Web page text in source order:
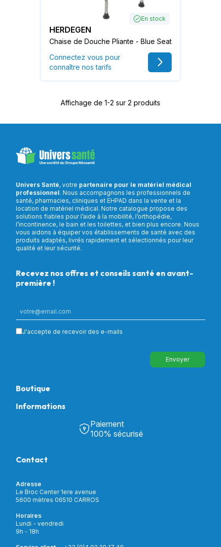
En stock
HERDEGEN
Chaise de Douche Pliante - Blue Seat
Connectez vous pour
connaître nos tarifs
Affichage de 1-2 sur 2 produits
Univers Santé, votre partenaire pour le matériel médical
professionnel. Nous accompagnons les professionnels de
santé, pharmacies, cliniques et EHPAD dans la vente et la
location de matériel médical. Notre catalogue propose des
solutions fiables pour l’aide à la mobilité, l’orthopédie,
l’incontinence, le bain et les toilettes, et bien plus encore. Nous
vous aidons à équiper vos établissements de santé avec des
produits adaptés, livrés rapidement et sélectionnés pour leur
qualité et leur sécurité.
Recevez nos offres et conseils santé en avant-
première !
J'accepte de recevoir des e-mails
Envoyer
Boutique
Puériculture
Incontinence
Soins & Diagnostic
Aide à la mobilité
Matériel de location
Nouveautés
Informations
Découvrir Univers Santé
Notre catalogue
Mon compte
Livraison et paiement
Paiement
100% sécurisé
Contact
Adresse
Le Broc Center 1ere avenue
5600 mètres 06510 CARROS
Horaires
Lundi - vendredi
9h - 18h